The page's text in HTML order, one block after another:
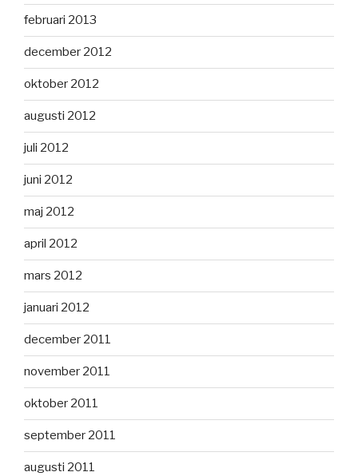
februari 2013
december 2012
oktober 2012
augusti 2012
juli 2012
juni 2012
maj 2012
april 2012
mars 2012
januari 2012
december 2011
november 2011
oktober 2011
september 2011
augusti 2011